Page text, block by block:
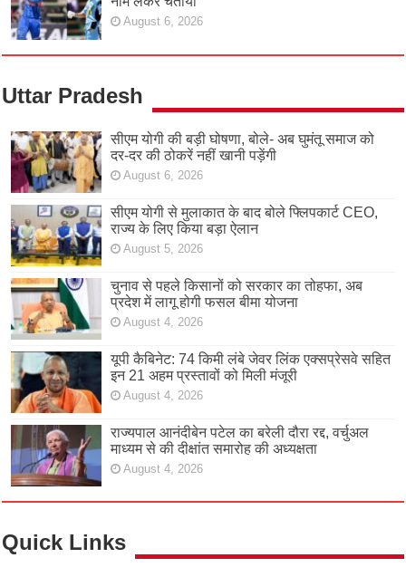
August 6, 2026
Uttar Pradesh
सीएम योगी की बड़ी घोषणा, बोले- अब घुमंतू समाज को
दर-दर की ठोकरें नहीं खानी पड़ेंगी
August 6, 2026
सीएम योगी से मुलाकात के बाद बोले फ्लिपकार्ट CEO,
राज्य के लिए किया बड़ा ऐलान
August 5, 2026
चुनाव से पहले किसानों को सरकार का तोहफा, अब
प्रदेश में लागू होगी फसल बीमा योजना
August 4, 2026
यूपी कैबिनेट: 74 किमी लंबे जेवर लिंक एक्सप्रेसवे सहित
इन 21 अहम प्रस्तावों को मिली मंजूरी
August 4, 2026
राज्यपाल आनंदीबेन पटेल का बरेली दौरा रद्द, वर्चुअल
माध्यम से की दीक्षांत समारोह की अध्यक्षता
August 4, 2026
Quick Links